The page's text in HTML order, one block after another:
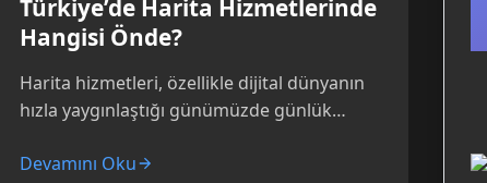
Türkiye’de Harita Hizmetlerinde
Hangisi Önde?
Harita hizmetleri, özellikle dijital dünyanın
hızla yaygınlaştığı günümüzde günlük
bir araç haline geldi. Türkiye gibi...
Devamını Oku